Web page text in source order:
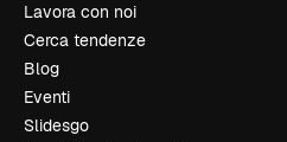
Lavora con noi
Cerca tendenze
Blog
Eventi
Slidesgo